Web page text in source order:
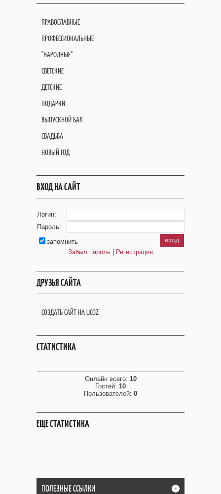
ПРАВОСЛАВНЫЕ
ПРОФЕССИОНАЛЬНЫЕ
"НАРОДНЫЕ"
СВЕТСКИЕ
ДЕТСКИЕ
ПОДАРКИ
ВЫПУСКНОЙ БАЛ
СВАДЬБА
НОВЫЙ ГОД
ВХОД НА САЙТ
Логин:
Пароль:
запомнить
Забыл пароль
Регистрация
ДРУЗЬЯ САЙТА
СОЗДАТЬ САЙТ НА UCOZ
СТАТИСТИКА
Онлайн всего: 10
Гостей: 10
Пользователей: 0
ЕЩЕ СТАТИСТИКА
ПОЛЕЗНЫЕ ССЫЛКИ +